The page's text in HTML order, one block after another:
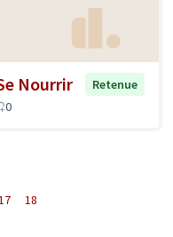
Nourrir
Retenue
0
18